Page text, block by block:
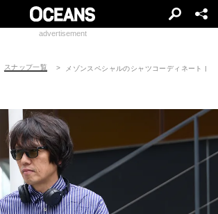
advertisement
スナップ一覧 メゾンスペシャルのシャツコーディネート |